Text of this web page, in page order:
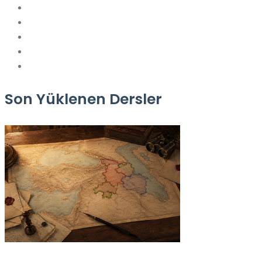
Son Yüklenen Dersler